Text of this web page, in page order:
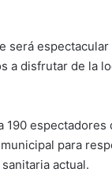
será espectacular
a disfrutar de la
190 espectadores
para
actual.